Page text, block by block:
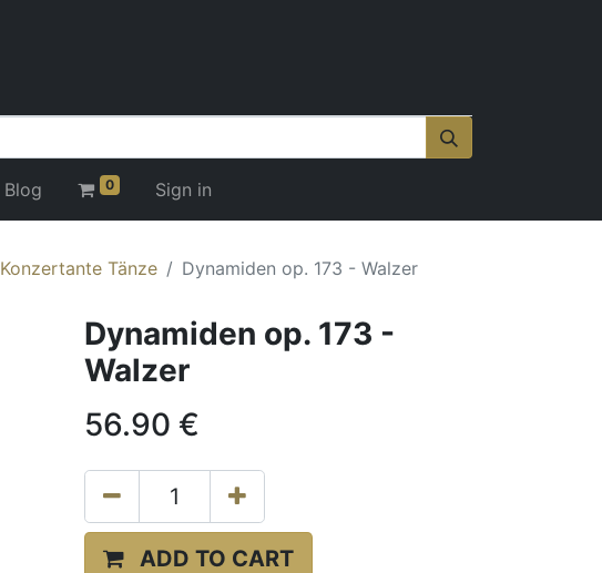
Blog 0 Sign in
Konzertante Tänze Dynamiden op. 173 - Walzer
Dynamiden op. 173 -
Walzer
56.90 €
ADD TO CART